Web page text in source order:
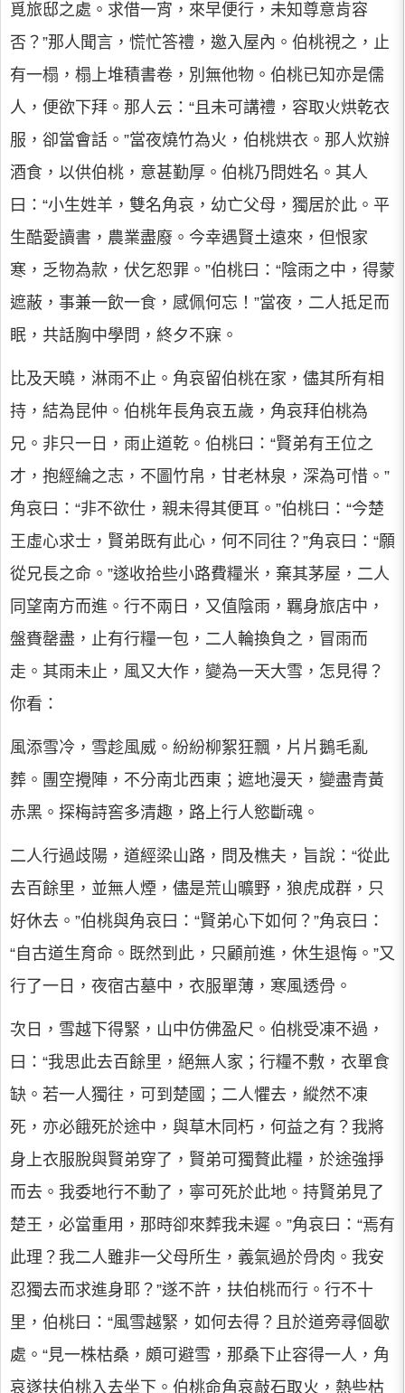
覓旅邸之處。求借一宵，來早便行，未知尊意肯容
否？”那人聞言，慌忙答禮，邀入屋內。伯桃視之，止
有一榻，榻上堆積書卷，別無他物。伯桃已知亦是儒
人，便欲下拜。那人云：“且未可講禮，容取火烘乾衣
服，卻當會話。”當夜燒竹為火，伯桃烘衣。那人炊辦
酒食，以供伯桃，意甚勤厚。伯桃乃問姓名。其人
曰：“小生姓羊，雙名角哀，幼亡父母，獨居於此。平
生酷愛讀書，農業盡廢。今幸遇賢土遠來，但恨家
寒，乏物為款，伏乞恕罪。”伯桃曰：“陰雨之中，得蒙
遮蔽，事兼一飲一食，感佩何忘！”當夜，二人抵足而
眠，共話胸中學問，終夕不寐。
比及天曉，淋雨不止。角哀留伯桃在家，儘其所有相
持，結為昆仲。伯桃年長角哀五歲，角哀拜伯桃為
兄。非只一日，雨止道乾。伯桃曰：“賢弟有王位之
才，抱經綸之志，不圖竹帛，甘老林泉，深為可惜。”
角哀曰：“非不欲仕，親未得其便耳。”伯桃曰：“今楚
王虛心求士，賢弟既有此心，何不同往？”角哀曰：“願
從兄長之命。”遂收拾些小路費糧米，棄其茅屋，二人
同望南方而進。行不兩日，又值陰雨，羈身旅店中，
盤賚罄盡，止有行糧一包，二人輪換負之，冒雨而
走。其雨未止，風又大作，變為一天大雪，怎見得？
你看：
風添雪冷，雪趁風威。紛紛柳絮狂飄，片片鵝毛亂
葬。團空攪陣，不分南北西東；遮地漫天，變盡青黃
赤黑。探梅詩窖多清趣，路上行人慾斷魂。
二人行過歧陽，道經梁山路，問及樵夫，旨說：“從此
去百餘里，並無人煙，儘是荒山曠野，狼虎成群，只
好休去。”伯桃與角哀曰：“賢弟心下如何？”角哀曰：
“自古道生育命。既然到此，只顧前進，休生退悔。”又
行了一日，夜宿古墓中，衣服單薄，寒風透骨。
次日，雪越下得緊，山中仿佛盈尺。伯桃受凍不過，
曰：“我思此去百餘里，絕無人家；行糧不敷，衣單食
缺。若一人獨往，可到楚國；二人懼去，縱然不凍
死，亦必餓死於途中，與草木同朽，何益之有？我將
身上衣服脫與賢弟穿了，賢弟可獨贅此糧，於途強掙
而去。我委地行不動了，寧可死於此地。持賢弟見了
楚王，必當重用，那時卻來葬我未遲。”角哀曰：“焉有
此理？我二人雖非一父母所生，義氣過於骨肉。我安
忍獨去而求進身耶？”遂不許，扶伯桃而行。行不十
里，伯桃曰：“風雪越緊，如何去得？且於道旁尋個歇
處。“見一株枯桑，頗可避雪，那桑下止容得一人，角
哀遂扶伯桃入去坐下。伯桃命角哀敲石取火，熱些枯